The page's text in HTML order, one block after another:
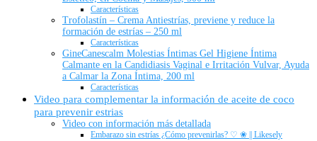
Características
Trofolastín – Crema Antiestrías, previene y reduce la
formación de estrías – 250 ml
Características
GineCanescalm Molestias Íntimas Gel Higiene Íntima
Calmante en la Candidiasis Vaginal e Irritación Vulvar, Ayuda
a Calmar la Zona Íntima, 200 ml
Características
Video para complementar la información de aceite de coco
para prevenir estrias
Video con información más detallada
Embarazo sin estrías ¿Cómo prevenirlas? ♡ ❀ || Likesely